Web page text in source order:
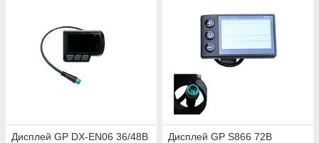
Дисплей GP DX-EN06 36/48B
Дисплей GP S866 72B